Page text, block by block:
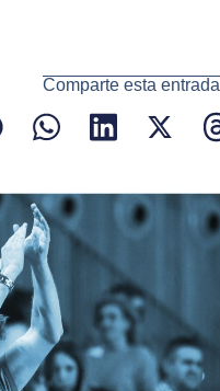
Comparte esta entrada